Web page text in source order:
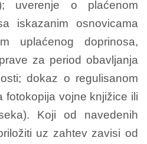
uverenje o plaćenom
iskazanim osnovicama
uplaćenog doprinosa,
za period obavljanja
dokaz o regulisanom
fotokopija vojne knjižice ili
Koji od navedenih
uz zahtev zavisi od